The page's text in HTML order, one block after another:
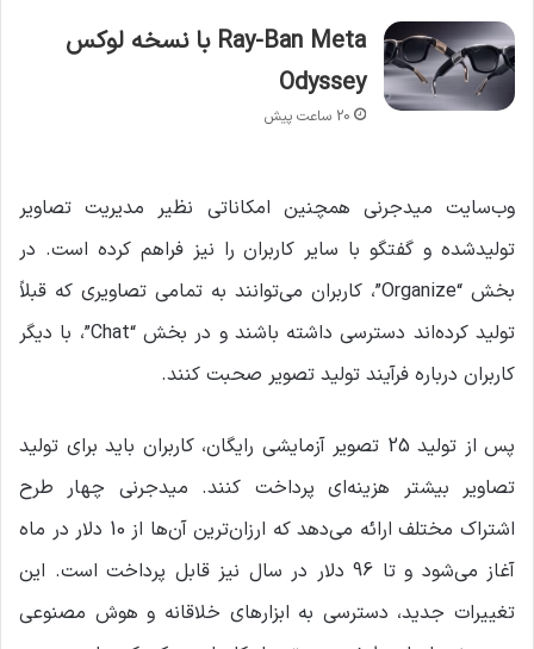
Ray-Ban Meta با نسخه لوکس
Odyssey
20 ساعت پیش
وب‌سایت میدجرنی همچنین امکاناتی نظیر مدیریت تصاویر
تولیدشده و گفتگو با سایر کاربران را نیز فراهم کرده است. در
بخش “Organize”، کاربران می‌توانند به تمامی تصاویری که قبلاً
تولید کرده‌اند دسترسی داشته باشند و در بخش “Chat”، با دیگر
کاربران درباره فرآیند تولید تصویر صحبت کنند.
پس از تولید 25 تصویر آزمایشی رایگان، کاربران باید برای تولید
تصاویر بیشتر هزینه‌ای پرداخت کنند. میدجرنی چهار طرح
اشتراک مختلف ارائه می‌دهد که ارزان‌ترین آن‌ها از 10 دلار در ماه
آغاز می‌شود و تا 96 دلار در سال نیز قابل پرداخت است. این
تغییرات جدید، دسترسی به ابزارهای خلاقانه و هوش مصنوعی